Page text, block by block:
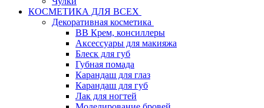
КОСМЕТИКА ДЛЯ ВСЕХ
Декоративная косметика
BB Крем, консиллеры
Аксессуары для макияжа
Блеск для губ
Губная помада
Карандаш для глаз
Карандаш для губ
Лак для ногтей